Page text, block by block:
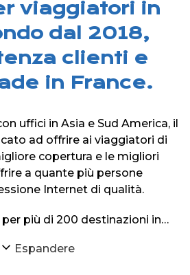
viaggiatori in
dal 2018,
clienti e
in France.
uffici in Asia e Sud America, il
ad offrire ai viaggiatori di
copertura e le migliori
a quante più persone
Internet di qualità.
più di 200 destinazioni in
e Android.
Espandere